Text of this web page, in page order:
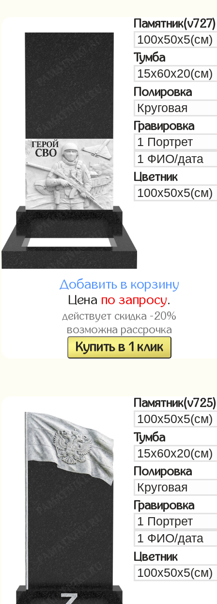
Памятник(v727)
Тумба
Полировка
Гравировка
Цветник
Добавить в корзину
Цена по запросу.
действует скидка -20%
возможна рассрочка
Купить в 1 клик
Памятник(v725)
Тумба
Полировка
Гравировка
Цветник